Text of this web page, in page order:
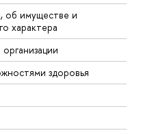
об имуществе и
характера
здоровья